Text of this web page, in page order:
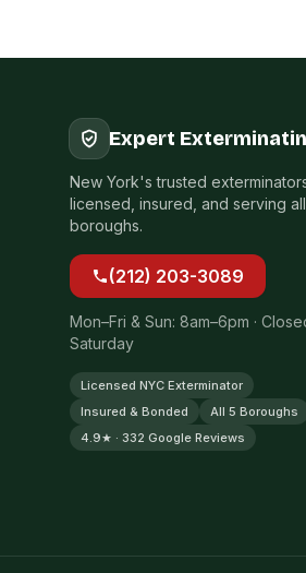
Expert
New York's trusted
licensed, insured, and serving
boroughs.
(212) 203-3089
Mon–Fri & Sun: 8am–6pm ·
Saturday
Licensed NYC Exterminator
Insured & Bonded
All 5 Boroughs
4.9★ · 332 Google Reviews